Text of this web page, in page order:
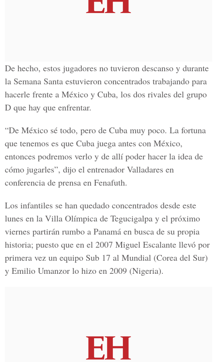
De hecho, estos jugadores no tuvieron descanso y durante
la Semana Santa estuvieron concentrados trabajando para
hacerle frente a México y Cuba, los dos rivales del grupo
D que hay que enfrentar.
“De México sé todo, pero de Cuba muy poco. La fortuna
que tenemos es que Cuba juega antes con México,
entonces podremos verlo y de allí poder hacer la idea de
cómo jugarles”, dijo el entrenador Valladares en
conferencia de prensa en Fenafuth.
Los infantiles se han quedado concentrados desde este
lunes en la Villa Olímpica de Tegucigalpa y el próximo
viernes partirán rumbo a Panamá en busca de su propia
historia; puesto que en el 2007 Miguel Escalante llevó por
primera vez un equipo Sub 17 al Mundial (Corea del Sur)
y Emilio Umanzor lo hizo en 2009 (Nigeria).